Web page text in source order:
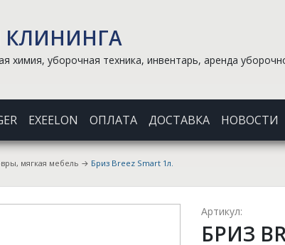
КЛИНИНГА
химия, уборочная техника, инвентарь, аренда
EXEELON ОПЛАТА ДОСТАВКА НОВОСТИ
мягкая мебель → Бриз Breez Smart 1л.
Артикул:
БРИЗ